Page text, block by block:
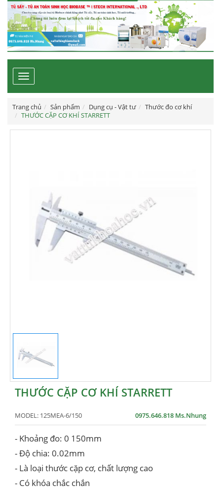
Toggle
navigation
Trang chủ Sản phẩm Dụng cụ - Vật tư
Thước đo cơ khí
THƯỚC CẶP CƠ KHÍ STARRETT
THƯỚC CẶP CƠ KHÍ STARRETT
MODEL: 125MEA-6/150 0975.646.818 Ms.Nhung
- Khoảng đo: 0 150mm
- Độ chia: 0.02mm
- Là loại thước cặp cơ, chất lượng cao
- Có khóa chắc chắn